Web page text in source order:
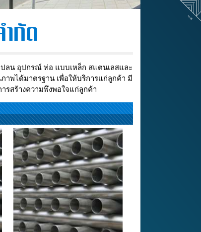
กัด
ลน อุปกรณ์ ท่อ แบบเหล็ก สแตนเลสและ
พได้มาตรฐาน เพื่อให้บริการแก่ลูกค้า มี
รสร้างความพึงพอใจแก่ลูกค้า